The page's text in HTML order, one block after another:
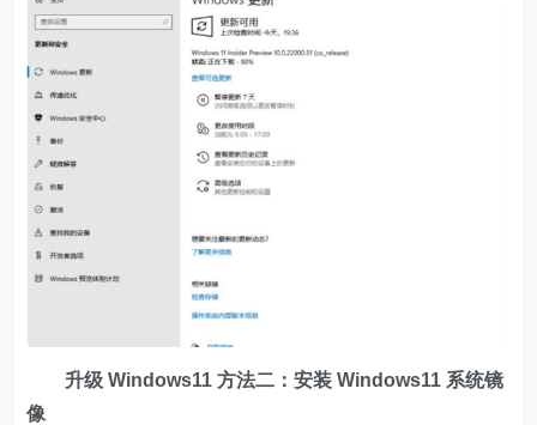
升级 Windows11 方法二：安装 Windows11 系统镜
像